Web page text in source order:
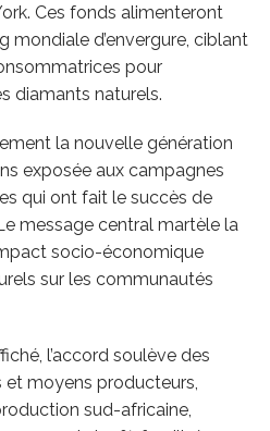
Ces fonds alimenteront
mondiale d’envergure, ciblant
pour
diamants naturels.
la nouvelle génération
exposée aux campagnes
qui ont fait le succès de
message central martèle la
socio-économique
sur les communautés
l’accord soulève des
moyens producteurs,
sud-africaine,